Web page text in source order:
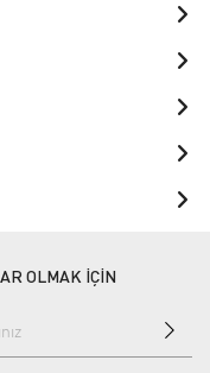
OLMAK İÇİN